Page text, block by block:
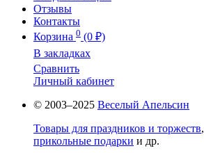
Отзывы
Контакты
Корзина 0 (0 ₽)
В закладках
Сравнить
Личный кабинет
© 2003–2025 Веселый Апельсин
Товары для праздников и торжеств,
прикольные подарки и др.